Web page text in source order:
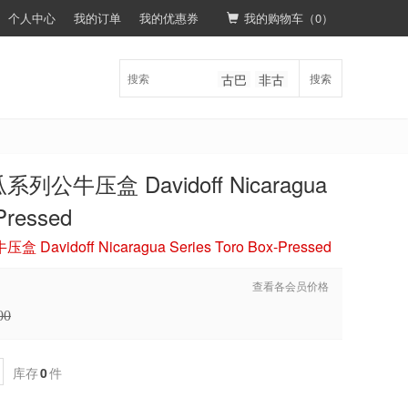
个人中心 我的订单 我的优惠券 我的购物车（0）
搜索
古巴 非古
列公牛压盒 Davidoff Nicaragua
盒 Davidoff Nicaragua Series Toro Box-Pressed
查看各会员价格
库存0件